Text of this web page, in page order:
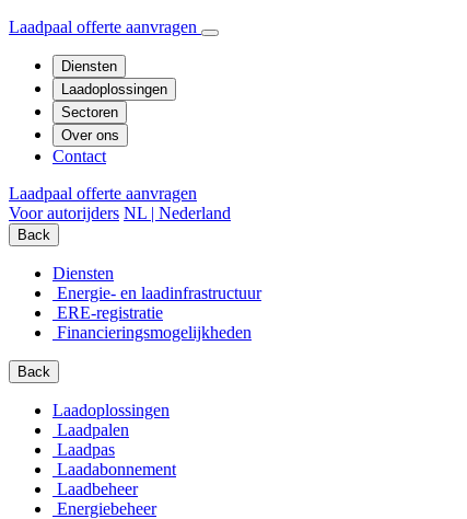
Laadpaal offerte aanvragen
Diensten
Laadoplossingen
Sectoren
Over ons
Contact
Laadpaal offerte aanvragen
Voor autorijders NL | Nederland
Back
Diensten
Energie- en laadinfrastructuur
ERE-registratie
Financierings­mogelijkheden
Back
Laadoplossingen
Laadpalen
Laadpas
Laadabonnement
Laadbeheer
Energiebeheer